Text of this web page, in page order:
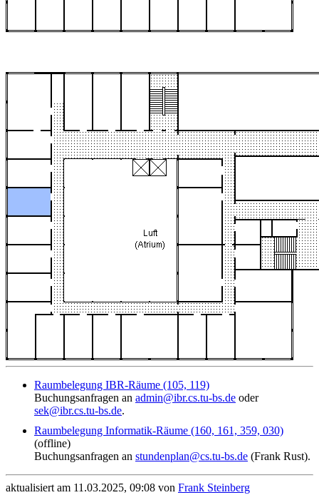
Raumbelegung IBR-Räume (105, 119)
Buchungsanfragen an admin@ibr.cs.tu-bs.de oder
sek@ibr.cs.tu-bs.de.
Raumbelegung Informatik-Räume (160, 161, 359, 030)
(offline)
Buchungsanfragen an stundenplan@cs.tu-bs.de (Frank Rust).
aktualisiert am 11.03.2025, 09:08 von Frank Steinberg